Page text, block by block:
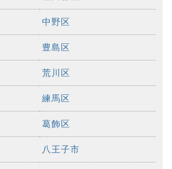
中野区
豊島区
荒川区
練馬区
葛飾区
八王子市